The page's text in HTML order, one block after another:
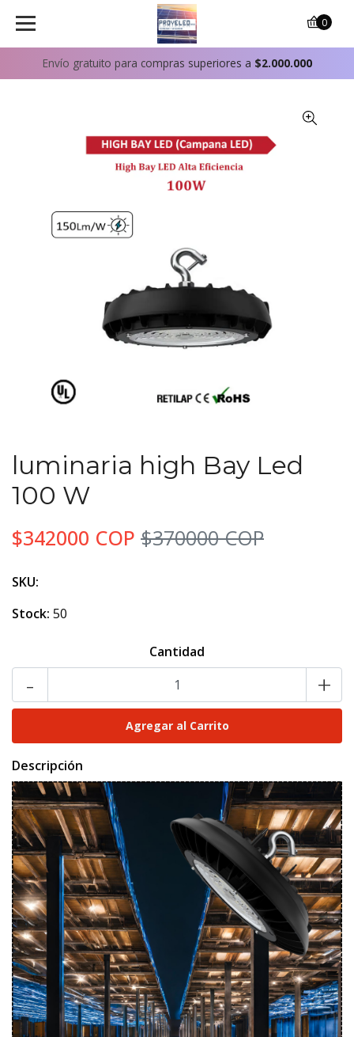
Envío gratuito para compras superiores a $2.000.000
0
luminaria high Bay Led
100 W
$342000 COP $370000 COP
SKU:
Stock: 50
Cantidad
- +
Descripción